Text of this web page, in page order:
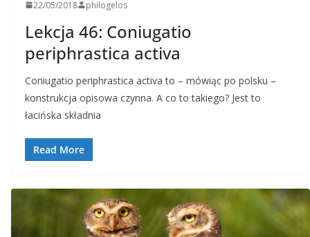
22/05/2018 philogelos
Lekcja 46: Coniugatio
periphrastica activa
Coniugatio periphrastica activa to – mówiąc po polsku –
konstrukcja opisowa czynna. A co to takiego? Jest to
łacińska składnia
Read More